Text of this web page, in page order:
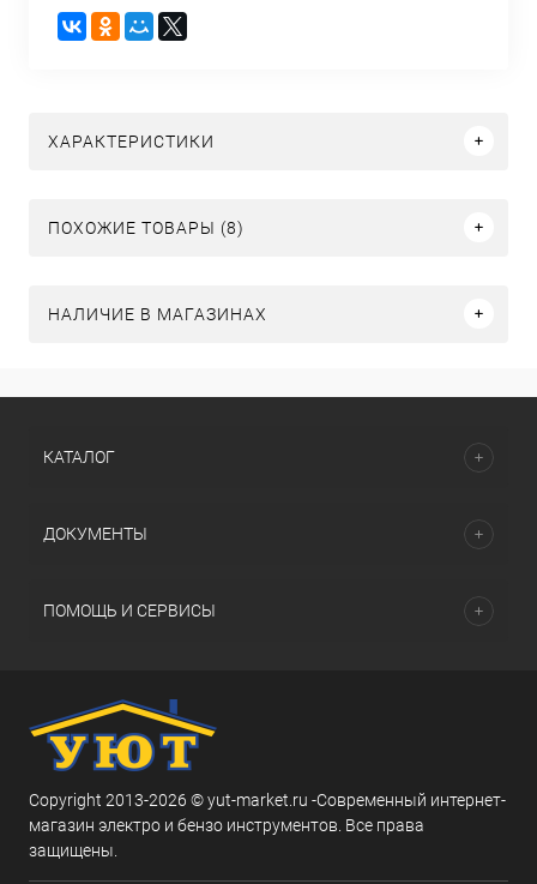
ХАРАКТЕРИСТИКИ
ПОХОЖИЕ ТОВАРЫ (8)
НАЛИЧИЕ В МАГАЗИНАХ
КАТАЛОГ
ДОКУМЕНТЫ
ПОМОЩЬ И СЕРВИСЫ
Copyright 2013-2026 © yut-market.ru -Современный интернет-
магазин электро и бензо инструментов. Все права
защищены.